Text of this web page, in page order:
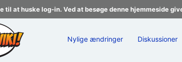
til at huske log-in. Ved at besøge denne hjemmeside
Nylige ændringer Diskussioner